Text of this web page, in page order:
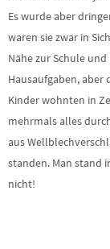
Es wurde aber
waren sie zwar in
Nähe zur Schule
Hausaufgaben, aber
Kinder wohnten in
mehrmals alles
aus
standen. Man stand
nicht!